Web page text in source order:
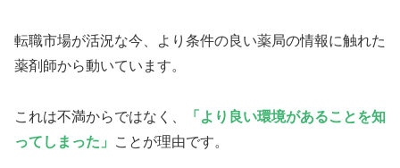
転職市場が活況な今、より条件の良い薬局の情報に触れた
薬剤師から動いています。
これは不満からではなく、
「より良い環境があることを知
ってしまった」
ことが理由です。